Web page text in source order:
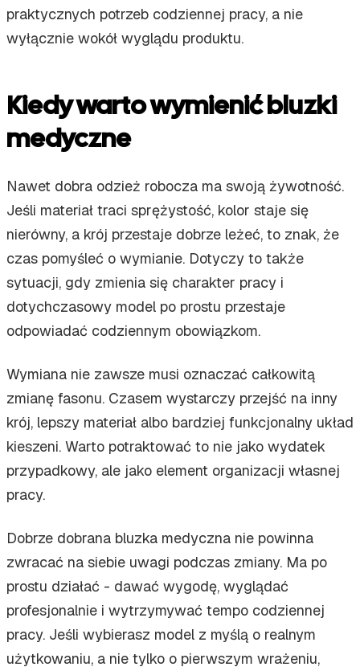
praktycznych potrzeb codziennej pracy, a nie
wyłącznie wokół wyglądu produktu.
Kiedy warto wymienić bluzki
medyczne
Nawet dobra odzież robocza ma swoją żywotność.
Jeśli materiał traci sprężystość, kolor staje się
nierówny, a krój przestaje dobrze leżeć, to znak, że
czas pomyśleć o wymianie. Dotyczy to także
sytuacji, gdy zmienia się charakter pracy i
dotychczasowy model po prostu przestaje
odpowiadać codziennym obowiązkom.
Wymiana nie zawsze musi oznaczać całkowitą
zmianę fasonu. Czasem wystarczy przejść na inny
krój, lepszy materiał albo bardziej funkcjonalny układ
kieszeni. Warto potraktować to nie jako wydatek
przypadkowy, ale jako element organizacji własnej
pracy.
Dobrze dobrana bluzka medyczna nie powinna
zwracać na siebie uwagi podczas zmiany. Ma po
prostu działać - dawać wygodę, wyglądać
profesjonalnie i wytrzymywać tempo codziennej
pracy. Jeśli wybierasz model z myślą o realnym
użytkowaniu, a nie tylko o pierwszym wrażeniu,